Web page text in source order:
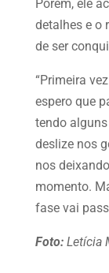
Porém, ele
detalhes e o
de ser
“Primeira
espero que
tendo
deslize nos
nos
momento.
fase vai
Foto:Letícia